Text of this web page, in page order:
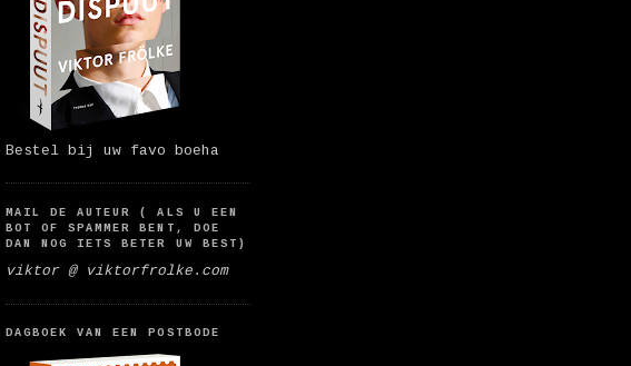
Bestel bij uw favo boeha
MAIL DE AUTEUR ( ALS U EEN
BOT OF SPAMMER BENT, DOE
DAN NOG IETS BETER UW BEST)
viktor @ viktorfrolke.com
DAGBOEK VAN EEN POSTBODE